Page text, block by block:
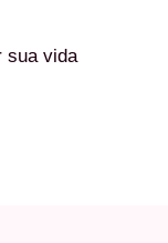
sua vida